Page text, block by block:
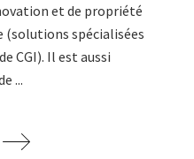
et de propriété
spécialisées
CGI). Il est aussi
...